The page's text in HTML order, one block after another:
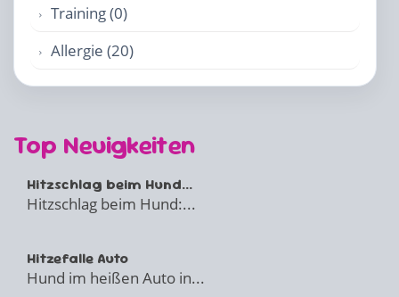
Training (0)
Allergie (20)
Top Neuigkeiten
Hitzschlag beim Hund...
Hitzschlag beim Hund:...
Hitzefalle Auto
Hund im heißen Auto in...